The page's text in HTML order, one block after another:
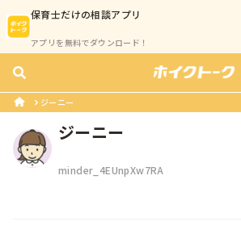
保育士だけの相談アプリ
アプリを無料でダウンロード！
ジーニー
ジーニー
minder_4EUnpXw7RA